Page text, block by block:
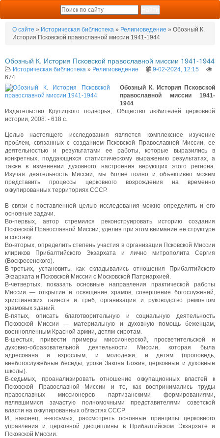
О сайте » Историческая библиотека » Религиоведение » Обозный К.
История Псковской православной миссии 1941-1944
Обозный К. История Псковской православной миссии 1941-1944
Историческая библиотека » Религиоведение
9-02-2024, 12:15
674
Обозный К. История Псковской
православной миссии 1941-
1944
Издательство Крутицкого подворья; Общество любителей церковной
истории, 2008. - 618 с.
Целью настоящего исследования является комплексное изучение
проблем, связанных с созданием Псковской Православной Миссии, ее
деятельностью и результатами ее работы, которые выразились в
конкретных, поддающихся статистическому выражению результатах, а
также в изменении духовного настроения верующих этого региона.
Изучая деятельность Миссии, мы более полно и объективно можем
представить процессы церковного возрождения на временно
оккупированных территориях СССР.
В связи с поставленной целью исследования можно определить и его
основные задачи.
Во-первых, автор стремился реконструировать историю создания
Псковской Православной Миссии, уделив при этом внимание ее структуре
и составу.
Во-вторых, определить степень участия в организации Псковской Миссии
клириков Прибалтийского Экзархата и лично митрополита Сергия
(Воскресенского).
В-третьих, установить, как складывались отношения Прибалтийского
Экзархата и Псковской Миссии с Московской Патриархией.
В-четвертых, показать основные направления практической работы
Миссии — открытие и освящение храмов, совершение богослужений,
христианских таинств и треб, организация и руководство ремонтом
храмовых зданий.
В-пятых, описать благотворительную и социальную деятельность
Псковской Миссии — материальную и духовную помощь беженцам,
военнопленным Красной армии, детям-сиротам.
В-шестых, привести примеры миссионерской, просветительской и
духовно-образовательной деятельности Миссии, которая была
адресована и взрослым, и молодежи, и детям (проповедь,
внебогослужебные беседы, уроки Закона Божия, церковные и духовные
школы).
В-седьмых, проанализировать отношение оккупационных властей к
Псковской Православной Миссии и то, как воспринимались труды
православных миссионеров партизанскими формированиями,
являвшимися зачастую полномочными представителями советской
власти на оккупированных областях СССР.
И, наконец, в-восьмых, рассмотреть основные принципы церковного
управления и церковной дисциплины в Прибалтийском Экзархате и
Псковской Миссии.